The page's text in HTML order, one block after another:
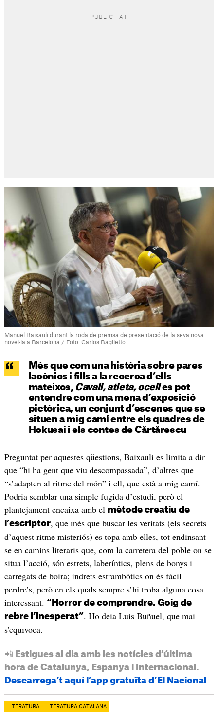
Manuel Baixauli durant la roda de premsa de presentació de la seva nova
novel·la a Barcelona / Foto: Carlos Baglietto
Més que com una història sobre pares
lacònics i fills a la recerca d’ells
mateixos, Cavall, atleta, ocelles pot
entendre com una mena d’exposició
pictòrica, un conjunt d’escenes que se
situen a mig camí entre els quadres de
Hokusai i els contes de Cărtărescu
Preguntat per aquestes qüestions, Baixauli es limita a dir
que “hi ha gent que viu descompassada”, d’altres que
“s’adapten al ritme del món” i ell, que està a mig camí.
Podria semblar una simple fugida d’estudi, però el
plantejament encaixa amb el mètode creatiu de
l’escriptor, que més que buscar les veritats (els secrets
d’aquest ritme misteriós) es topa amb elles, tot endinsant-
se en camins literaris que, com la carretera del poble on se
situa l’acció, són estrets, laberíntics, plens de bonys i
carregats de boira; indrets estrambòtics on és fàcil
perdre’s, però en els quals sempre s’hi troba alguna cosa
interessant. “Horror de comprendre. Goig de
rebre l’inesperat”. Ho deia Luis Buñuel, que mai
s'equivoca.
📲 Estigues al dia amb les notícies d’última
hora de Catalunya, Espanya i Internacional.
Descarrega’t aquí l’app gratuïta d’El Nacional
LITERATURA LITERATURA CATALANA